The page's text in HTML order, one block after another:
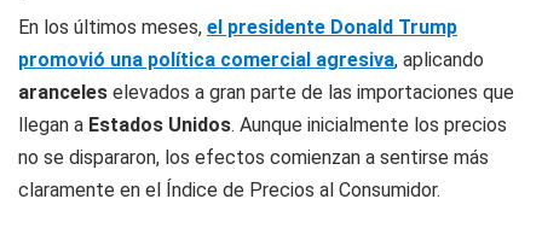
En los últimos meses, el presidente Donald Trump
promovió una política comercial agresiva, aplicando
aranceles elevados a gran parte de las importaciones que
llegan a Estados Unidos. Aunque inicialmente los precios
no se dispararon, los efectos comienzan a sentirse más
claramente en el Índice de Precios al Consumidor.